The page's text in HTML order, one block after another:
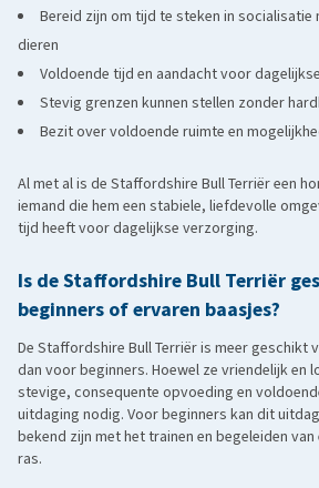
Bereid zijn om tijd te steken in socialisatie
dieren
Voldoende tijd en aandacht voor
Stevig grenzen kunnen stellen zonder
Bezit over voldoende ruimte en
Al met al is de Staffordshire Bull Terriër een
iemand die hem een stabiele, liefdevolle
tijd heeft voor dagelijkse verzorging.
Is de Staffordshire Bull Terriër
beginners of ervaren baasjes?
De Staffordshire Bull Terriër is meer geschikt
dan voor beginners. Hoewel ze vriendelijk en
stevige, consequente opvoeding en
uitdaging nodig. Voor beginners kan dit
bekend zijn met het trainen en begeleiden
ras.